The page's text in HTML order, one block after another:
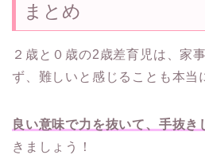
まとめ
２歳と０歳の2歳差育児は、家
ず、難しいと感じることも本当
良い意味で力を抜いて、手抜き
きましょう！